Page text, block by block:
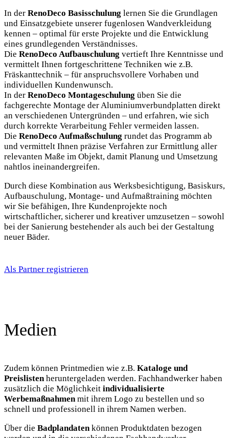
In der RenoDeco Basisschulung lernen Sie die Grundlagen
und Einsatzgebiete unserer fugenlosen Wandverkleidung
kennen – optimal für erste Projekte und die Entwicklung
eines grundlegenden Verständnisses.
Die RenoDeco Aufbauschulung vertieft Ihre Kenntnisse und
vermittelt Ihnen fortgeschrittene Techniken wie z.B.
Fräskanttechnik – für anspruchsvollere Vorhaben und
individuellen Kundenwunsch.
In der RenoDeco Montageschulung üben Sie die
fachgerechte Montage der Aluminiumverbundplatten direkt
an verschiedenen Untergründen – und erfahren, wie sich
durch korrekte Verarbeitung Fehler vermeiden lassen.
Die RenoDeco Aufmaßschulung rundet das Programm ab
und vermittelt Ihnen präzise Verfahren zur Ermittlung aller
relevanten Maße im Objekt, damit Planung und Umsetzung
nahtlos ineinandergreifen.
Durch diese Kombination aus Werksbesichtigung, Basiskurs,
Aufbauschulung, Montage- und Aufmaßtraining möchten
wir Sie befähigen, Ihre Kundenprojekte noch
wirtschaftlicher, sicherer und kreativer umzusetzen – sowohl
bei der Sanierung bestehender als auch bei der Gestaltung
neuer Bäder.
Als Partner registrieren
Medien
Zudem können Printmedien wie z.B. Kataloge und
Preislistenheruntergeladen werden. Fachhandwerker haben
zusätzlich die Möglichkeit individualisierte
Werbemaßnahmenmit ihrem Logo zu bestellen und so
schnell und professionell in ihrem Namen werben.
Über die Badplandatenkönnen Produktdaten bezogen